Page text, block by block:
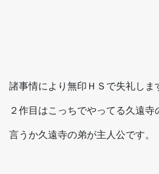
諸事情により無印ＨＳで失礼しま
２作目はこっちでやってる久遠寺
言うか久遠寺の弟が主人公です。